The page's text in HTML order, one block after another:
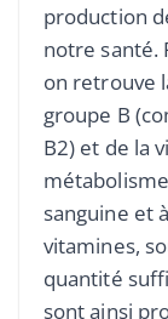
production
notre santé.
on retrouve
groupe B
B2) et de la
sanguine et
vitamines,
quantité
sont ainsi